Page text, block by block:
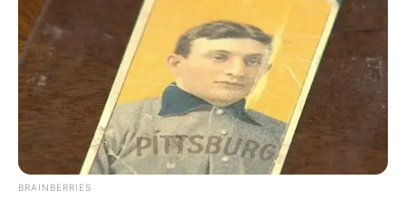
BRAINBERRIES